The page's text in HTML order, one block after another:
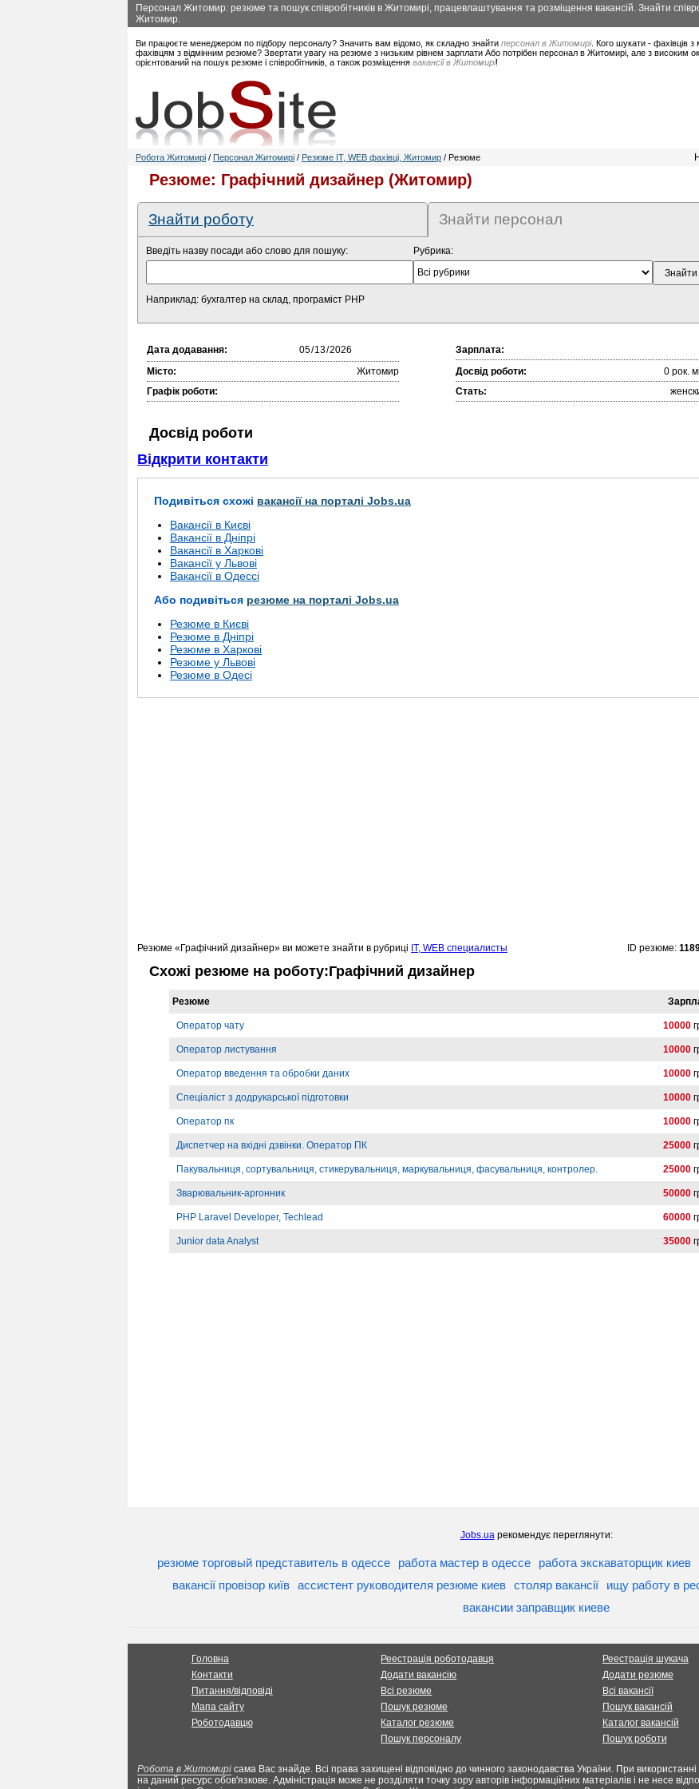
Персонал Житомир: резюме та пошук співробітників в Житомирі, працевлаштування та розміщення вакансій. Знайти
Житомир.
Ви працюєте менеджером по підбору персоналу? Значить вам відомо, як складно знайти персонал в Житомирі. Кого шукати - фахівців з
фахівцям з відмінним резюме? Звертати увагу на резюме з низьким рівнем зарплати Або потрібен персонал в Житомирі, але з високим
орієнтований на пошук резюме і співробітників, а також розміщення вакансії в Житомирі!
Робота Житомирі / Персонал Житомирі / Резюме IT, WEB фахівці, Житомир / Резюме
Резюме: Графічний дизайнер (Житомир)
Знайти роботу Знайти персонал
Введіть назву посади або слово для пошуку:
Наприклад: бухгалтер на склад, програміст PHP
Рубрика:
Дата додавання:
Зарплата:
Місто:
Житомир Досвід роботи:
0 рок.
Графік роботи:
Стать:
Досвід роботи
Відкрити контакти
Подивіться схожі вакансії на порталі Jobs.ua
Вакансії в Києві
Вакансії в Дніпрі
Вакансії в Харкові
Вакансії у Львові
Вакансії в Одессі
Або подивіться резюме на порталі Jobs.ua
Резюме в Києві
Резюме в Дніпрі
Резюме в Харкові
Резюме у Львові
Резюме в Одесі
Резюме «Графічний дизайнер» ви можете знайти в рубриці IT, WEB специалисты ID резюме:
Схожі резюме на роботу:Графічний дизайнер
Резюме
Оператор чату 10000
Оператор листування 10000
Оператор введення та обробки даних 10000
Спеціаліст з додрукарської підготовки 10000
Оператор пк 10000
Диспетчер на вхідні дзвінки. Оператор ПК 25000
Пакувальниця, сортувальниця, стикерувальниця, маркувальниця, фасувальниця, контролер. 25000
Зварювальник-аргонник 50000
PHP Laravel Developer, Techlead 60000
Junior data Analyst 35000
Jobs.uaрекомендує переглянути:
резюме торговый представитель в одессе работа мастер в одессе работа экскаваторщик киев
вакансії провізор київ
ассистент руководителя резюме киев столяр вакансії ищу работу в
вакансии заправщик киеве
Головна
Контакти
Питання/відповіді
Мапа сайту
Роботодавцю
Реестрація роботодавця
Додати вакансію
Всі резюме
Пошук резюме
Каталог резюме
Пошук персоналу
Реестрація шукача
Додати резюме
Всі вакансії
Пошук вакансій
Каталог вакансій
Пошук роботи
Робота в Житомирі сама Вас знайде. Всі права захищені відповідно до чинного законодавства України. При
на даний ресурс обов'язкове. Адміністрація може не розділяти точку зору авторів інформаційних матеріалів і не несе